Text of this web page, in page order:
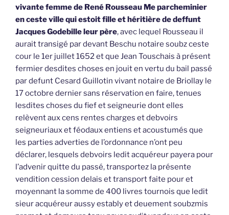
vivante femme de René Rousseau Me parcheminier
en ceste ville qui estoit fille et héritière de deffunt
Jacques Godebille leur père, avec lequel Rousseau il
aurait transigé par devant Beschu notaire soubz ceste
cour le 1er juillet 1652 et que Jean Touschais à présent
fermier desdites choses en jouit en vertu du bail passé
par defunt Cesard Guillotin vivant notaire de Briollay le
17 octobre dernier sans réservation en faire, tenues
lesdites choses du fief et seigneurie dont elles
relèvent aux cens rentes charges et debvoirs
seigneuriaux et féodaux entiens et acoustumés que
les parties adverties de l’ordonnance n’ont peu
déclarer, lesquels debvoirs ledit acquéreur payera pour
l’advenir quitte du passé, transportez la présente
vendition cession delais et transport faite pour et
moyennant la somme de 400 livres tournois que ledit
sieur acquéreur aussy estably et deuement soubzmis